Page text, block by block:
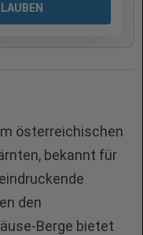
österreichischen
bekannt für
den
Berge bietet